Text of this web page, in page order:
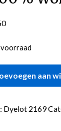
aan
Dyelot 2169